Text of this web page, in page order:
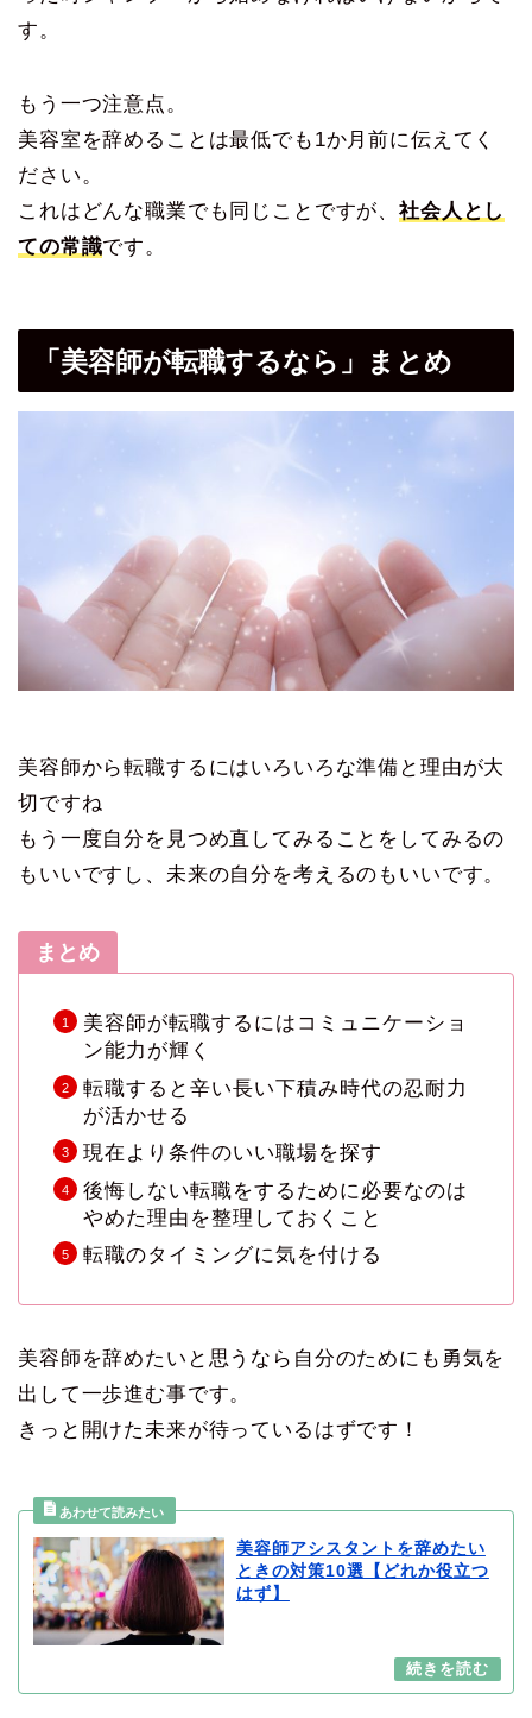
す。
もう一つ注意点。
美容室を辞めることは最低でも1か月前に伝えてく
ださい。
これはどんな職業でも同じことですが、社会人とし
ての常識です。
「美容師が転職するなら」まとめ
美容師から転職するにはいろいろな準備と理由が大
切ですね
もう一度自分を見つめ直してみることをしてみるの
もいいですし、未来の自分を考えるのもいいです。
まとめ
美容師が転職するにはコミュニケーショ
ン能力が輝く
転職すると辛い長い下積み時代の忍耐力
が活かせる
現在より条件のいい職場を探す
後悔しない転職をするために必要なのは
やめた理由を整理しておくこと
転職のタイミングに気を付ける
美容師を辞めたいと思うなら自分のためにも勇気を
出して一歩進む事です。
きっと開けた未来が待っているはずです！
美容師アシスタントを辞めたい
ときの対策10選【どれか役立つ
はず】